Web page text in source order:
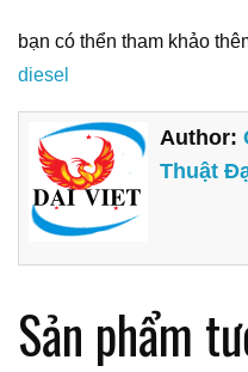
bạn có thển tham khảo
diesel
Author:
Thuật
Sản phẩm